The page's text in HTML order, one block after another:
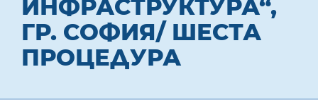
ИНФРАСТРУКТУРА“,
ГР. СОФИЯ/ ШЕСТА
ПРОЦЕДУРА